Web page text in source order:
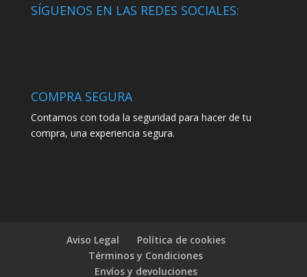
SÍGUENOS EN LAS REDES SOCIALES:
COMPRA SEGURA
Contamos con toda la seguridad para hacer de tu
compra, una experiencia segura.
Aviso Legal
Política de cookies
Términos y Condiciones
Envíos y devoluciones